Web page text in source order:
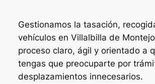
Gestionamos la tasación,
vehículos en Villalbilla de
proceso claro, ágil y orientado a
tengas que preocuparte por
desplazamientos innecesarios.